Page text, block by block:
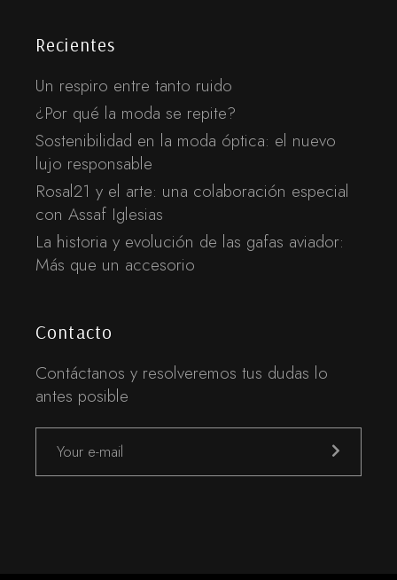
Recientes
Un respiro entre tanto ruido
¿Por qué la moda se repite?
Sostenibilidad en la moda óptica: el nuevo
lujo responsable
Rosal21 y el arte: una colaboración especial
con Assaf Iglesias
La historia y evolución de las gafas aviador:
Más que un accesorio
Contacto
Contáctanos y resolveremos tus dudas lo
antes posible